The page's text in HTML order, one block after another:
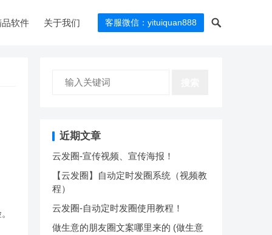
品软件 关于我们 客服微信：yituiquan888
近期文章
云发圈-宣传视频、宣传海报！
【云发圈】自动定时发圈系统（视频教
程）
云发圈-自动定时发圈使用教程！
做生意的朋友圈文案哪里来的 (做生意